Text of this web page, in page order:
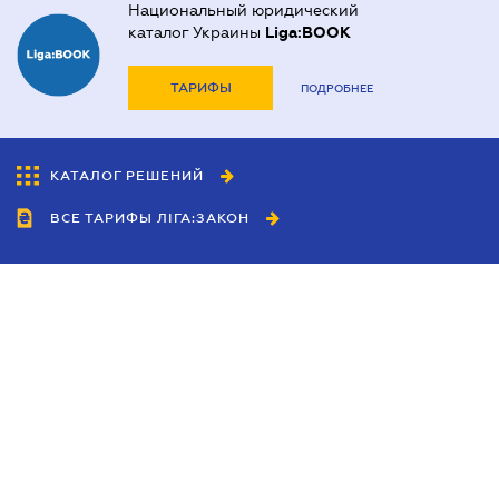
Национальный юридический
каталог Украины Liga:BOOK
ТАРИФЫ ПОДРОБНЕЕ
КАТАЛОГ РЕШЕНИЙ
ВСЕ ТАРИФЫ ЛІГА:ЗАКОН